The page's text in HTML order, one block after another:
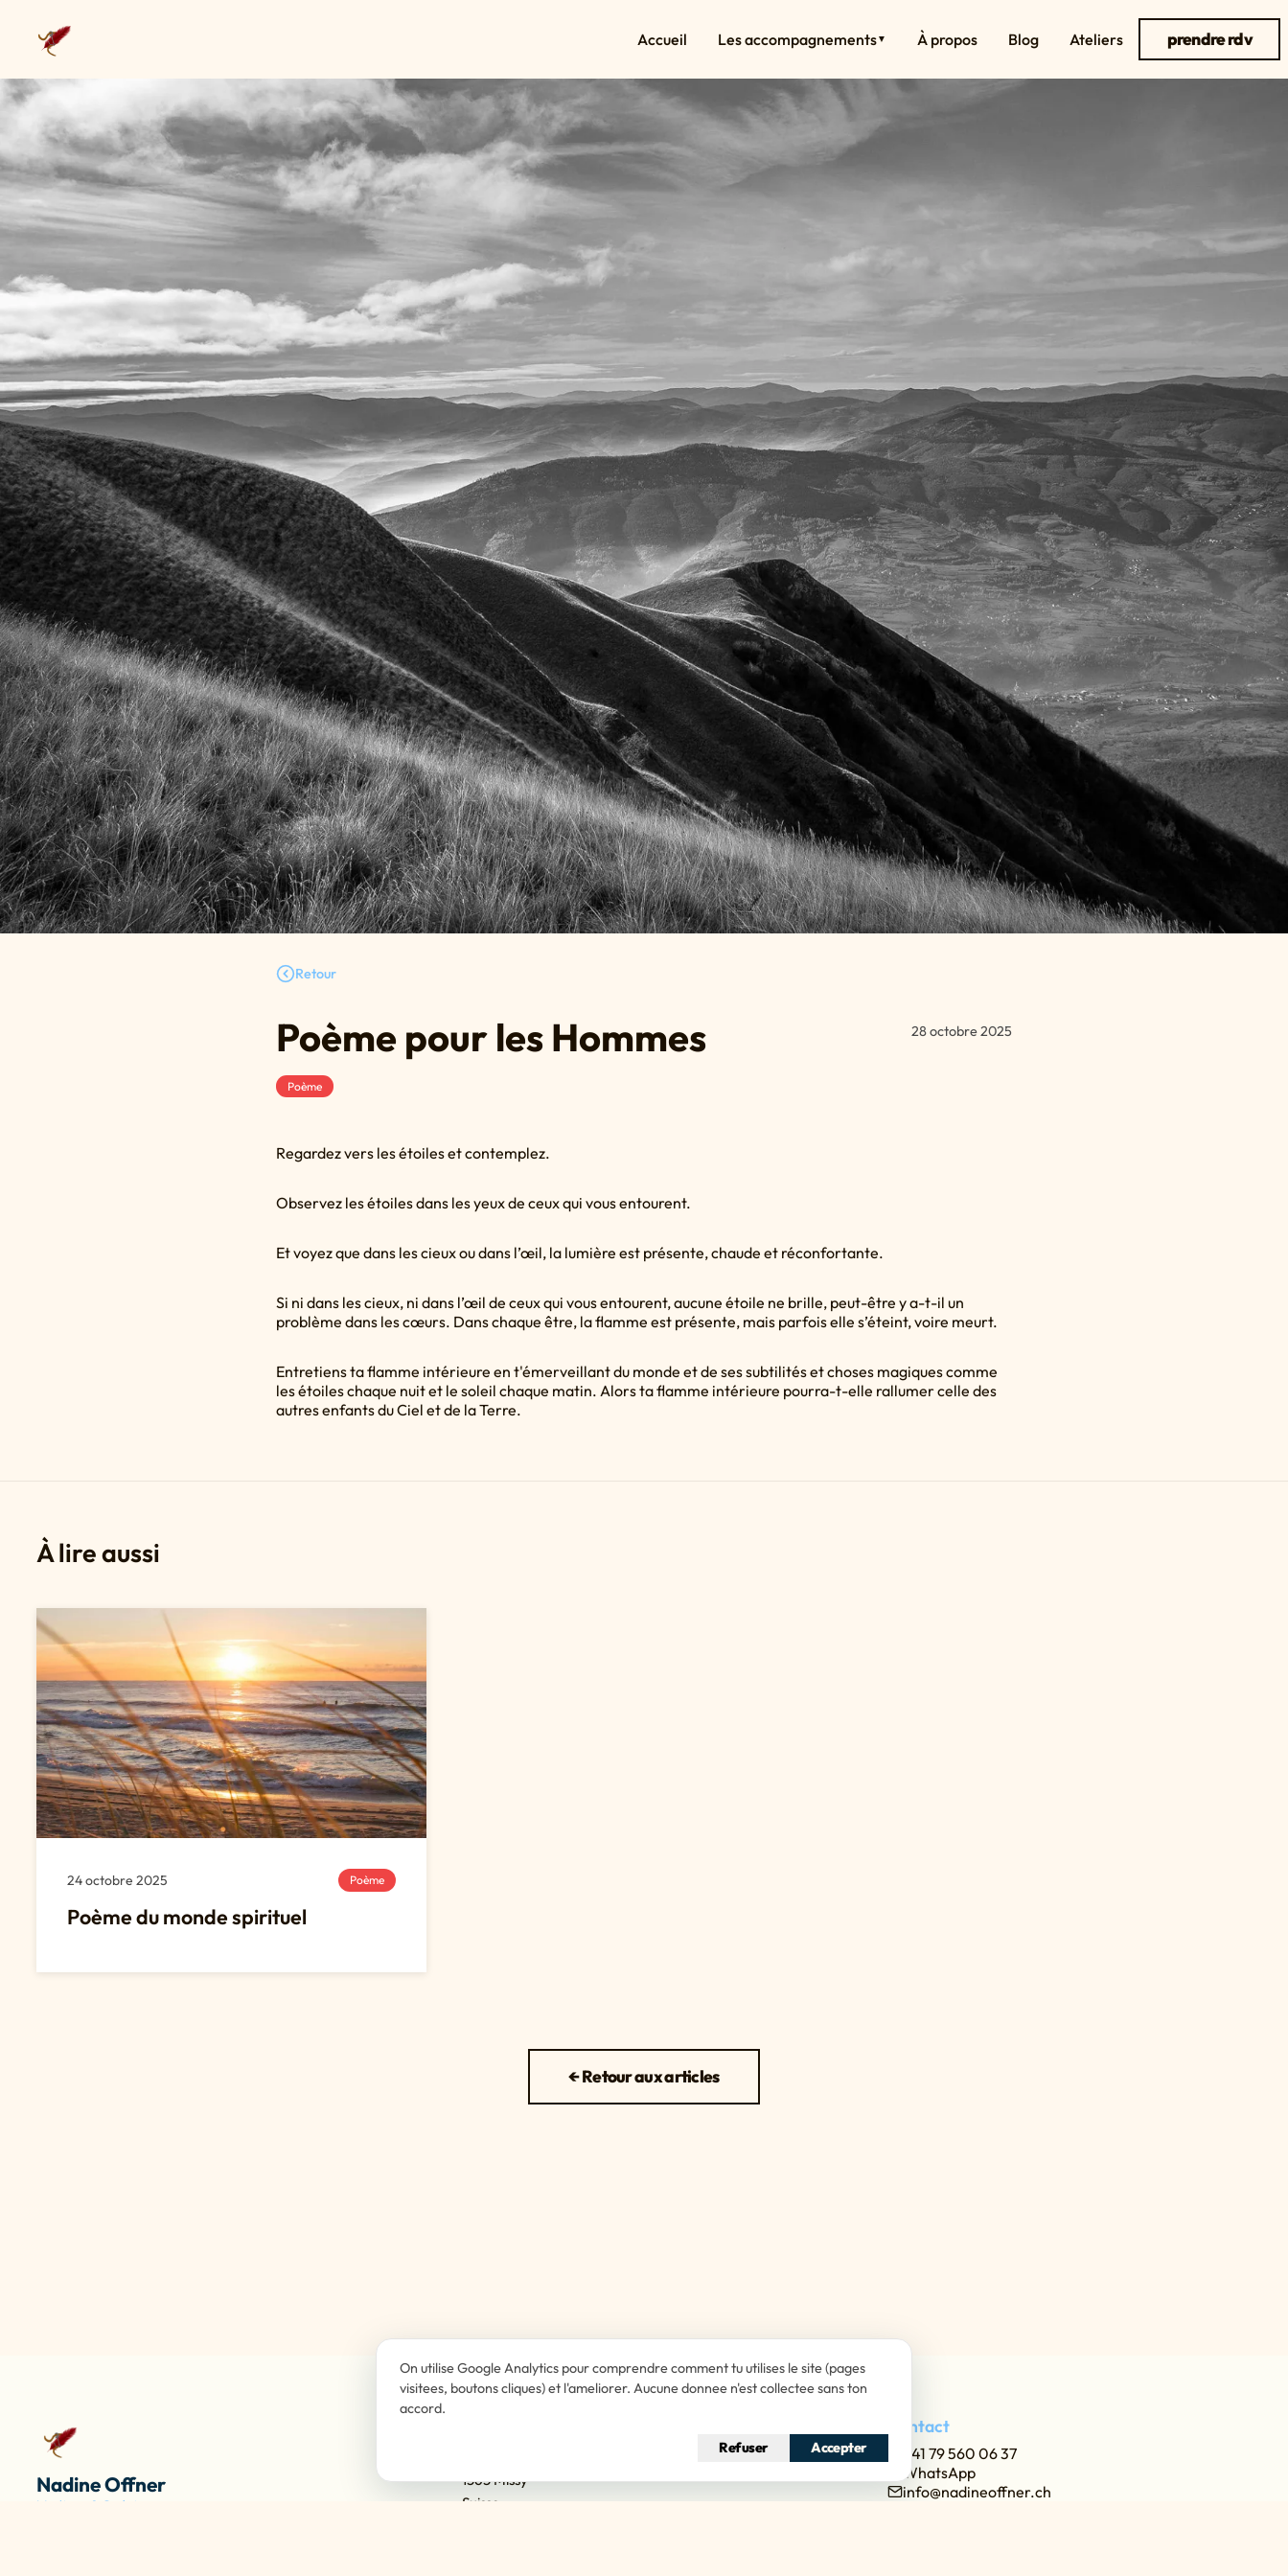
Accueil Les accompagnements▼ À propos Blog Ateliers prendre rdv
Retour
Poème pour les Hommes
Poème
28 octobre 2025
Regardez vers les étoiles et contemplez.
Observez les étoiles dans les yeux de ceux qui vous entourent.
Et voyez que dans les cieux ou dans l’œil, la lumière est présente, chaude et réconfortante.
Si ni dans les cieux, ni dans l’œil de ceux qui vous entourent, aucune étoile ne brille, peut-être y a-t-il un
problème dans les cœurs. Dans chaque être, la flamme est présente, mais parfois elle s’éteint, voire meurt.
Entretiens ta flamme intérieure en t'émerveillant du monde et de ses subtilités et choses magiques comme
les étoiles chaque nuit et le soleil chaque matin. Alors ta flamme intérieure pourra-t-elle rallumer celle des
autres enfants du Ciel et de la Terre.
À lire aussi
24 octobre 2025 Poème
Poème du monde spirituel
← Retour aux articles
Nadine Offner
Medium & Guérisseuse
1565 Missy
Suisse
Contact
+41 79 560 06 37
WhatsApp
info@nadineoffner.ch
On utilise Google Analytics pour comprendre comment tu utilises le site (pages
visitees, boutons cliques) et l'ameliorer. Aucune donnee n'est collectee sans ton
accord.
Refuser Accepter